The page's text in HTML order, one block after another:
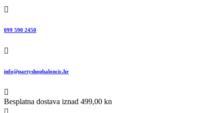
099 590 2450
info@partyshopbaloncic.hr
Besplatna dostava iznad 499,00 kn